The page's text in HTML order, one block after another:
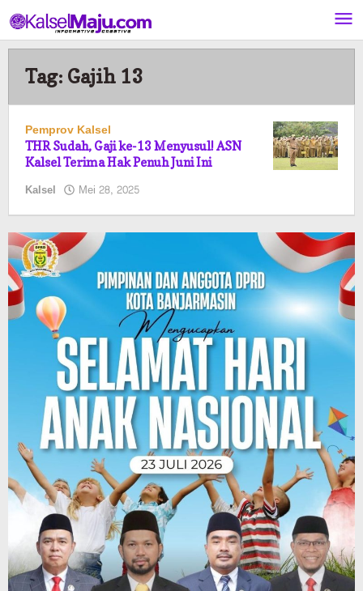
ke
konten
Tag: Gajih 13
Pemprov Kalsel
THR Sudah, Gaji ke-13 Menyusul! ASN
Kalsel Terima Hak Penuh Juni Ini
Kalsel Mei 28, 2025